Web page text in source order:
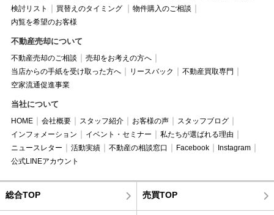
検討リスト
買替えのタイミング
物件購入のご相談
内覧を希望のお客様
不動産売却について
不動産売却のご相談
売却をお考えの方へ
当店からの手紙を受け取った方へ
リースバック
不動産買取専門
空家流通促進事業
当社について
HOME 会社概要 スタッフ紹介 お客様の声
スタッフブログ
インフォメーション
イベント・セミナー
私たちが選ばれる理由
ニュースレター
活動実績 不動産の相談窓口 Facebook
Instagram
公式LINEアカウント
総合TOP 売買TOP